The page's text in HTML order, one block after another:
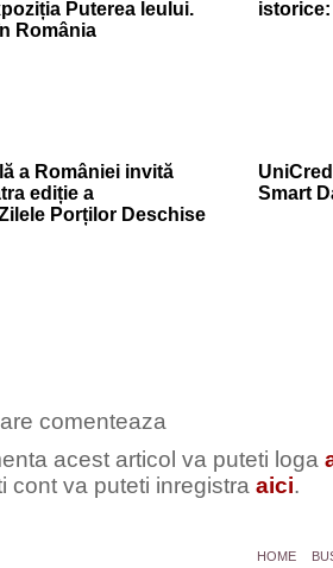
Puterea leului.
România
a României invită
ediție a
Porților Deschise
Smart
comenteaza
acest articol va puteti loga
cont va puteti inregistra aici.
HOME